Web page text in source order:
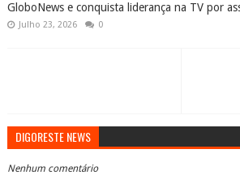
GloboNews e conquista liderança na TV por
Julho 23, 2026 0
DIGORESTE NEWS
Nenhum comentário